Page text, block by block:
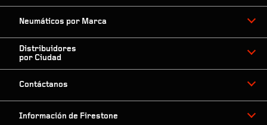
Neumáticos por Marca
Distribuidores
por Ciudad
Contáctanos
Información de Firestone